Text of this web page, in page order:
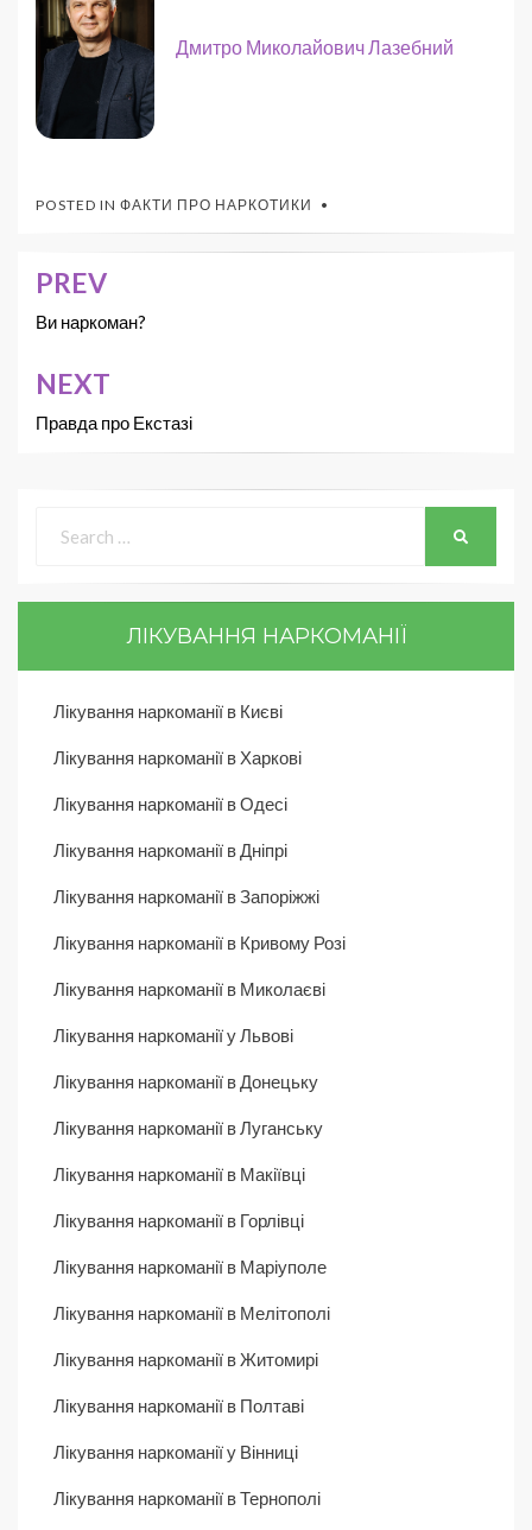
Дмитро Миколайович Лазебний
POSTED IN ФАКТИ ПРО НАРКОТИКИ
PREV
Ви наркоман?
NEXT
Правда про Екстазі
ЛІКУВАННЯ НАРКОМАНІЇ
Лікування наркоманії в Києві
Лікування наркоманії в Харкові
Лікування наркоманії в Одесі
Лікування наркоманії в Дніпрі
Лікування наркоманії в Запоріжжі
Лікування наркоманії в Кривому Розі
Лікування наркоманії в Миколаєві
Лікування наркоманії у Львові
Лікування наркоманії в Донецьку
Лікування наркоманії в Луганську
Лікування наркоманії в Макіївці
Лікування наркоманії в Горлівці
Лікування наркоманії в Маріуполе
Лікування наркоманії в Мелітополі
Лікування наркоманії в Житомирі
Лікування наркоманії в Полтаві
Лікування наркоманії у Вінниці
Лікування наркоманії в Тернополі